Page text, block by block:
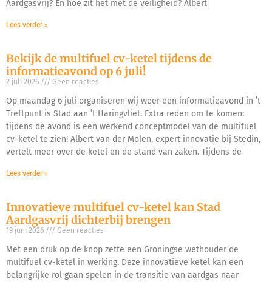
Aardgasvrij? En hoe zit het met de veiligheid? Albert
Lees verder »
Bekijk de multifuel cv-ketel tijdens de
informatieavond op 6 juli!
2 juli 2026 Geen reacties
Op maandag 6 juli organiseren wij weer een informatieavond in ’t
Treftpunt is Stad aan ’t Haringvliet. Extra reden om te komen:
tijdens de avond is een werkend conceptmodel van de multifuel
cv-ketel te zien! Albert van der Molen, expert innovatie bij Stedin,
vertelt meer over de ketel en de stand van zaken. Tijdens de
Lees verder »
Innovatieve multifuel cv-ketel kan Stad
Aardgasvrij dichterbij brengen
19 juni 2026 Geen reacties
Met een druk op de knop zette een Groningse wethouder de
multifuel cv-ketel in werking. Deze innovatieve ketel kan een
belangrijke rol gaan spelen in de transitie van aardgas naar